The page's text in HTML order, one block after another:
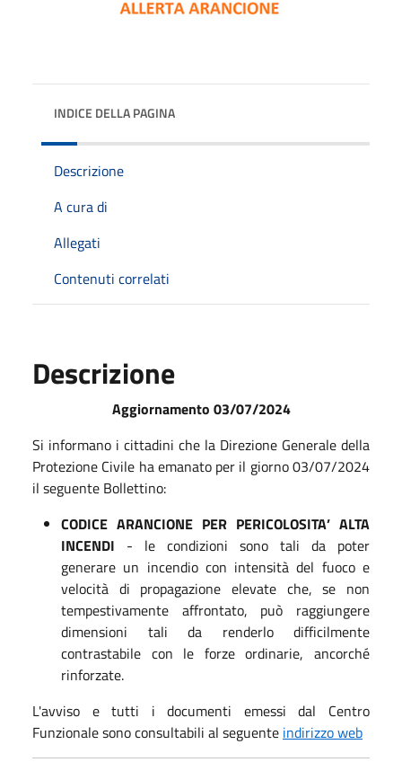
INDICE DELLA PAGINA
Descrizione
A cura di
Allegati
Contenuti correlati
Descrizione
Aggiornamento 03/07/2024
Si informano i cittadini che la Direzione Generale della
Protezione Civile ha emanato per il giorno 03/07/2024
il seguente Bollettino:
CODICE ARANCIONE PER PERICOLOSITA’ ALTA
INCENDI - le condizioni sono tali da poter
generare un incendio con intensità del fuoco e
velocità di propagazione elevate che, se non
tempestivamente affrontato, può raggiungere
dimensioni tali da renderlo difficilmente
contrastabile con le forze ordinarie, ancorché
rinforzate.
L'avviso e tutti i documenti emessi dal Centro
Funzionale sono consultabili al seguente indirizzo web